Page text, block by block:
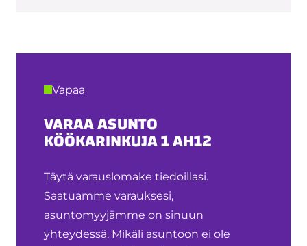
Vapaa
VARAA ASUNTO
KÖÖKARINKUJA 1 AH12
Täytä varauslomake tiedoillasi.
Saatuamme varauksesi,
asuntomyyjämme on sinuun
yhteydessä. Mikäli asuntoon ei ole